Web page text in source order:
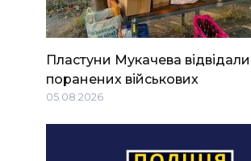
Пластуни Мукачева відвідали
поранених військових
05.08.2026